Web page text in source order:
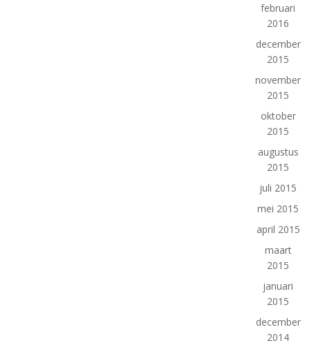
februari
2016
december
2015
november
2015
oktober
2015
augustus
2015
juli 2015
mei 2015
april 2015
maart
2015
januari
2015
december
2014